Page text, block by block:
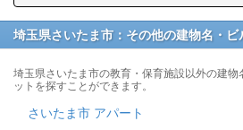
埼玉県さいたま市：その他の建物名・ビ
埼玉県さいたま市の教育・保育施設以外の建
ットを探すことができます。
さいたま市 アパート